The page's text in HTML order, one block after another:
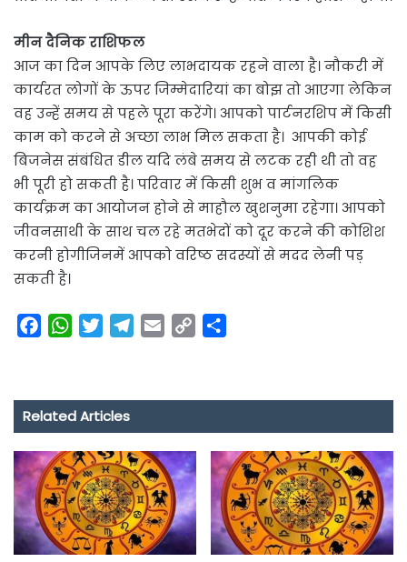
मीन दैनिक राशिफल
आज का दिन आपके लिए लाभदायक रहने वाला है। नौकरी में
कार्यरत लोगों के ऊपर जिम्मेदारियां का बोझ तो आएगा लेकिन
वह उन्हें समय से पहले पूरा करेंगे। आपको पार्टनरशिप में किसी
काम को करने से अच्छा लाभ मिल सकता है। आपकी कोई
बिजनेस संबंधित डील यदि लंबे समय से लटक रही थी तो वह
भी पूरी हो सकती है। परिवार में किसी शुभ व मांगलिक
कार्यक्रम का आयोजन होने से माहौल खुशनुमा रहेगा। आपको
जीवनसाथी के साथ चल रहे मतभेदों को दूर करने की कोशिश
करनी होगीजिनमें आपको वरिष्ठ सदस्यों से मदद लेनी पड़
सकती है।
e
b
o
k
W
t
s
p
p
t
t
r
e
a
m
i
y
n
k
r
Related Articles